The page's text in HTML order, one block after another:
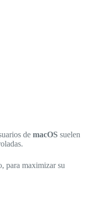
de macOS suelen
para maximizar su